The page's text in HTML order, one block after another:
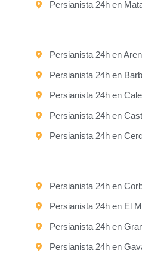
Persianista 24h en
Persianista 24h en
Persianista 24h en
Persianista 24h en
Persianista 24h en
Persianista 24h en
Persianista 24h en
Persianista 24h en El
Persianista 24h en
Persianista 24h en